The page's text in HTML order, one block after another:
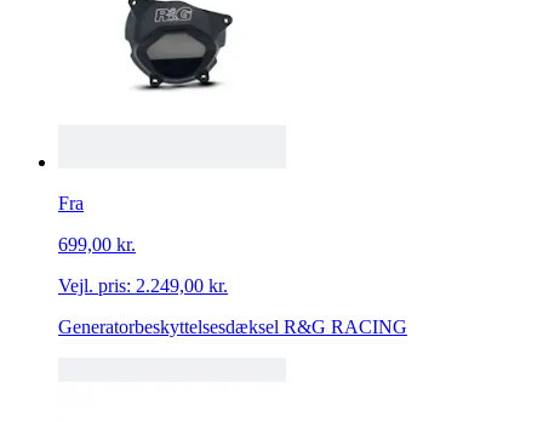
Fra
699,00 kr.
Vejl. pris: 2.249,00 kr.
Generatorbeskyttelsesdæksel R&G RACING